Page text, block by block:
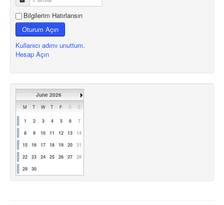
Bilgilerim Hatırlansın
Oturum Açın
Kullanıcı adımı unuttum.
Hesap Açın
June 2026
M T W T F S S
1 2 3 4 5 6
7
8
9 10 11 12 13
14
15
16 17 18 19 20
21
22
23 24 25 26 27
28
29
30